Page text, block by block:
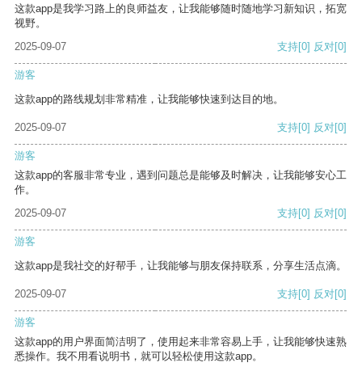
这款app是我学习路上的良师益友，让我能够随时随地学习新知识，拓宽
视野。
2025-09-07
支持[0] 反对[0]
游客
这款app的路线规划非常精准，让我能够快速到达目的地。
2025-09-07 支持[0] 反对[0]
游客
这款app的客服非常专业，遇到问题总是能够及时解决，让我能够安心工
作。
2025-09-07
支持[0] 反对[0]
游客
这款app是我社交的好帮手，让我能够与朋友保持联系，分享生活点滴。
2025-09-07 支持[0] 反对[0]
游客
这款app的用户界面简洁明了，使用起来非常容易上手，让我能够快速熟
悉操作。我不用看说明书，就可以轻松使用这款app。